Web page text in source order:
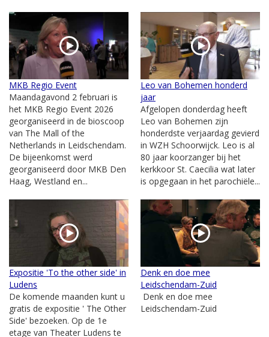
MKB Regio Event
Maandagavond 2 februari is
het MKB Regio Event 2026
georganiseerd in de bioscoop
van The Mall of the
Netherlands in Leidschendam.
De bijeenkomst werd
georganiseerd door MKB Den
Haag, Westland en...
Leo van Bohemen honderd
jaar
Afgelopen donderdag heeft
Leo van Bohemen zijn
honderdste verjaardag gevierd
in WZH Schoorwijck. Leo is al
80 jaar koorzanger bij het
kerkkoor St. Caecilia wat later
is opgegaan in het parochiële...
Expositie 'To the other side' in
Ludens
De komende maanden kunt u
gratis de expositie ' The Other
Side' bezoeken. Op de 1e
etage van Theater Ludens te
Denk en doe mee
Leidschendam-Zuid
Denk en doe mee
Leidschendam-Zuid